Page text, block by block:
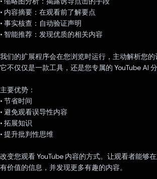
• 内容摘要：在观看前了解要点
• 事实核查：自动验证声明
• 智能推荐：发现优质的相关内容
我们的扩展程序会在您浏览时运行，主动解析您的
它不仅仅是一款工具，还是您专属的 YouTube AI 分
主要优势：
• 节省时间
• 避免观看误导性内容
• 拓展知识
• 提升批判性思维
改变您观看 YouTube 内容的方式。让观看者能够
有价值的信息，并发现更多有趣的内容。